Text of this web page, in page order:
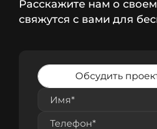
Расскажите нам о
свяжутся с вами для
Обсудить